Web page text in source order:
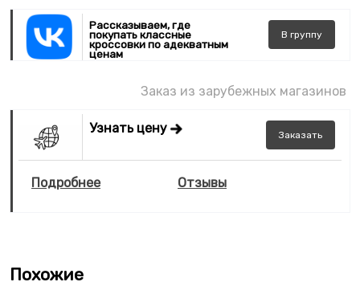
Рассказываем, где
покупать классные
кроссовки по адекватным
ценам
В группу
Заказ из зарубежных магазинов
Узнать цену Заказать
Подробнее Отзывы
Похожие